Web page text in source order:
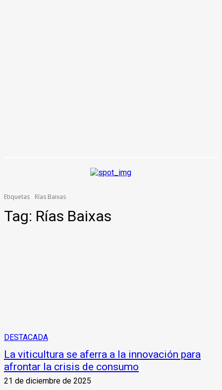
Etiquetas Rías Baixas
Tag: Rías Baixas
DESTACADA
La viticultura se aferra a la innovación para
afrontar la crisis de consumo
21 de diciembre de 2025